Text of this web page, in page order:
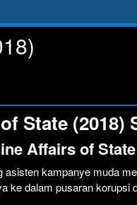
State (2018)
Affairs of State
asisten kampanye muda
ke dalam pusaran korupsi